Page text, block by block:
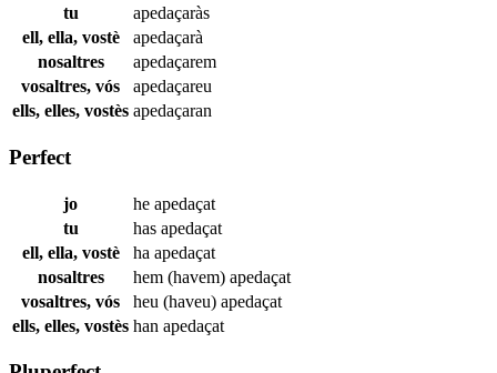
tu
apedaçaràs
ell, ella, vostè
apedaçarà
nosaltres
apedaçarem
vosaltres, vós
apedaçareu
ells, elles, vostès apedaçaran
Perfect
jo he apedaçat
tu
has apedaçat
ell, ella, vostè
ha apedaçat
nosaltres
hem (havem) apedaçat
vosaltres, vós
heu (haveu) apedaçat
ells, elles, vostès han apedaçat